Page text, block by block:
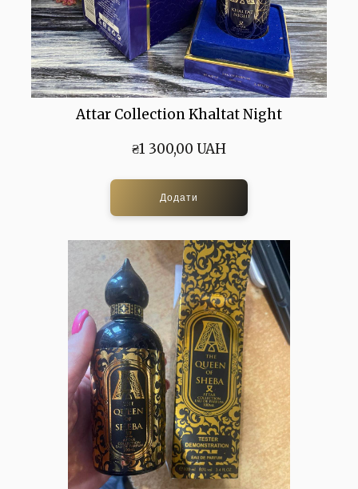
Attar Collection Khaltat Night
₴1 300,00 UAH
Додати